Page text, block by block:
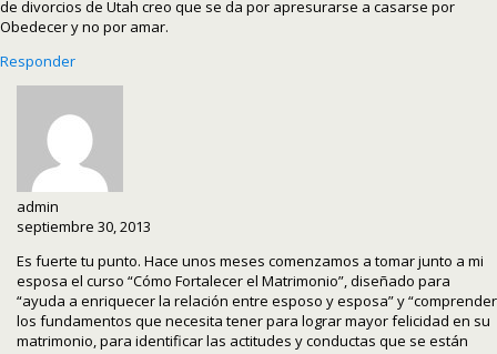
de divorcios de Utah creo que se da por apresurarse a casarse por
Obedecer y no por amar.
Responder
admin
septiembre 30, 2013
Es fuerte tu punto. Hace unos meses comenzamos a tomar junto a mi
esposa el curso “Cómo Fortalecer el Matrimonio”, diseñado para
“ayuda a enriquecer la relación entre esposo y esposa” y “comprender
los fundamentos que necesita tener para lograr mayor felicidad en su
matrimonio, para identificar las actitudes y conductas que se están